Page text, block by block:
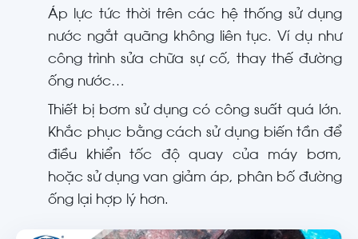
Áp lực tức thời trên các hệ thống sử dụng
nước ngắt quãng không liên tục. Ví dụ như
công trình sửa chữa sự cố, thay thế đường
ống nước…
Thiết bị bơm sử dụng có công suất quá lớn.
Khắc phục bằng cách sử dụng biến tần để
điều khiển tốc độ quay của máy bơm,
hoặc sử dụng van giảm áp, phân bố đường
ống lại hợp lý hơn.